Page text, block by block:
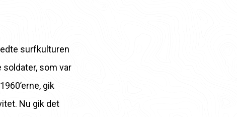
surfkulturen
soldater, som var
gik
Nu gik det